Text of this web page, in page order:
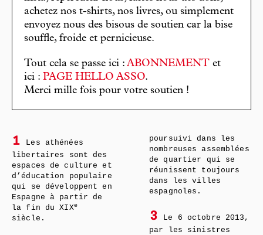
achetez nos t-shirts, nos livres, ou simplement
envoyez nous des bisous de soutien car la bise
souffle, froide et pernicieuse.
Tout cela se passe ici : ABONNEMENT et
ici : PAGE HELLO ASSO.
Merci mille fois pour votre soutien !
1
Les athénées
libertaires sont des
espaces de culture et
d’éducation populaire
qui se développent en
Espagne à partir de
la fin du XIXe
siècle.
poursuivi dans les
nombreuses assemblées
de quartier qui se
réunissent toujours
dans les villes
espagnoles.
3
Le 6 octobre 2013,
par les sinistres